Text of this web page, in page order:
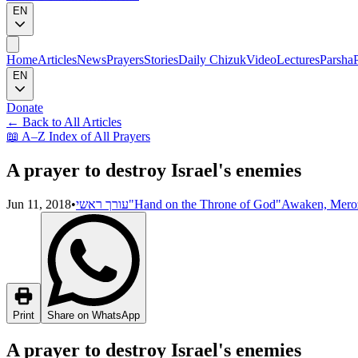
EN
HomeArticlesNewsPrayersStoriesDaily ChizukVideoLecturesParsha
EN
Donate
← Back to All Articles
📖 A–Z Index of All Prayers
A prayer to destroy Israel's enemies
Jun 11, 2018•עורך ראשי"Hand on the Throne of God"Awaken,
Print Share on WhatsApp
A prayer to destroy Israel's enemies